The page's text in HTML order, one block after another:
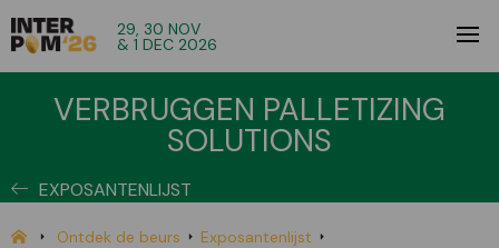
29, 30 NOV
& 1 DEC 2026
VERBRUGGEN PALLETIZING
SOLUTIONS
EXPOSANTENLIJST
Ontdek de beurs
Exposantenlijst